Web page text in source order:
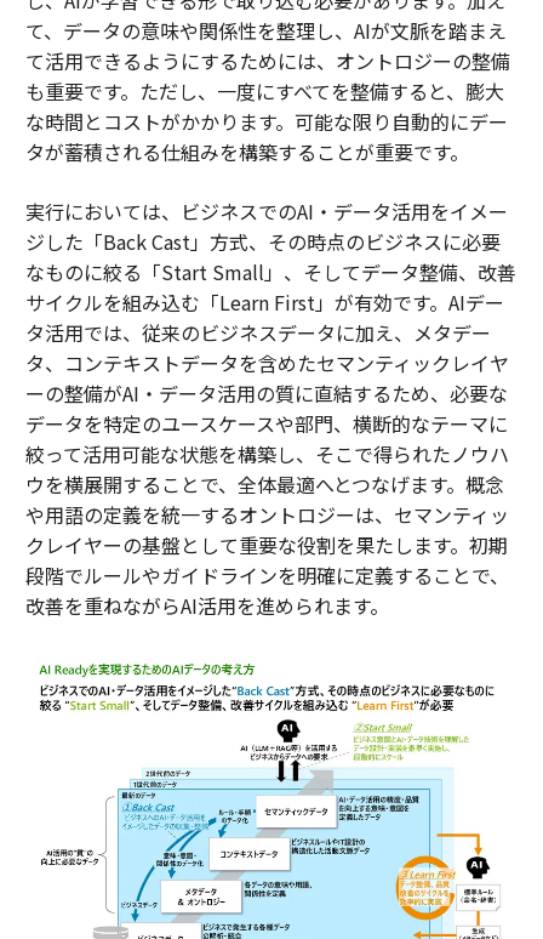
て、データの意味や関係性を整理し、AIが文脈を踏まえ
て活用できるようにするためには、オントロジーの整備
も重要です。ただし、一度にすべてを整備すると、膨大
な時間とコストがかかります。可能な限り自動的にデー
タが蓄積される仕組みを構築することが重要です。
実行においては、ビジネスでのAI・データ活用をイメー
ジした「Back Cast」方式、その時点のビジネスに必要
なものに絞る「Start Small」、そしてデータ整備、改善
サイクルを組み込む「Learn First」が有効です。AIデー
タ活用では、従来のビジネスデータに加え、メタデー
タ、コンテキストデータを含めたセマンティックレイヤ
ーの整備がAI・データ活用の質に直結するため、必要な
データを特定のユースケースや部門、横断的なテーマに
絞って活用可能な状態を構築し、そこで得られたノウハ
ウを横展開することで、全体最適へとつなげます。概念
や用語の定義を統一するオントロジーは、セマンティッ
クレイヤーの基盤として重要な役割を果たします。初期
段階でルールやガイドラインを明確に定義することで、
改善を重ねながらAI活用を進められます。